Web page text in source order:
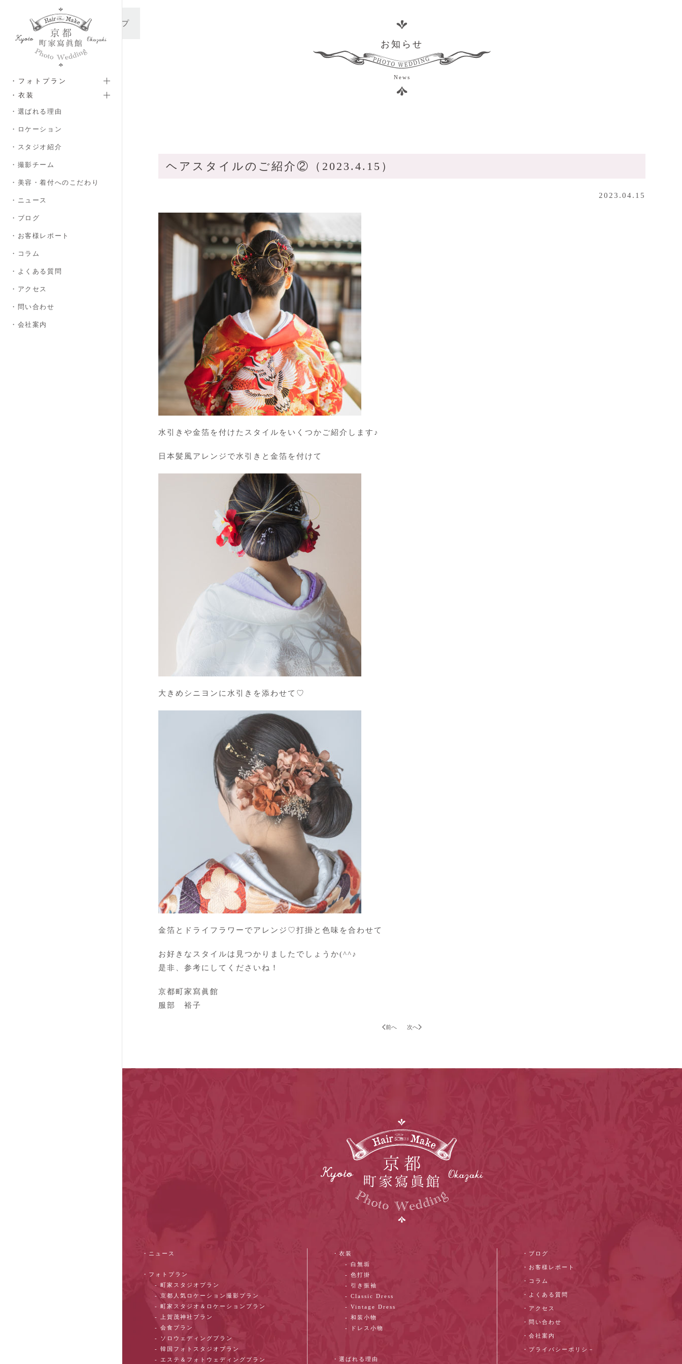
メインコンテンツへスキップ
・フォトプラン
・衣装
・選ばれる理由
・ロケーション
・スタジオ紹介
・撮影チーム
・美容・着付へのこだわり
・ニュース
・ブログ
・お客様レポート
・コラム
・よくある質問
・アクセス
・問い合わせ
・会社案内
お知らせ
News
ヘアスタイルのご紹介②（2023.4.15）
2023.04.15
水引きや金箔を付けたスタイルをいくつかご紹介します♪
日本髪風アレンジで水引きと金箔を付けて
大きめシニヨンに水引きを添わせて♡
金箔とドライフラワーでアレンジ♡打掛と色味を合わせて
お好きなスタイルは見つかりましたでしょうか(^^♪
是非、参考にしてくださいね！
京都町家寫眞館
服部 裕子
前へ 次へ
・ニュース
・フォトプラン
- 町家スタジオプラン
- 京都人気ロケーション撮影プラン
- 町家スタジオ＆ロケーションプラン
- 上賀茂神社プラン
- 会食プラン
- ソロウェディングプラン
- 韓国フォトスタジオプラン
- エステ＆フォトウェディングプラン
・衣装
- 白無垢
- 色打掛
- 引き振袖
- Classic Dress
- Vintage Dress
- 和装小物
- ドレス小物
・選ばれる理由
・ブログ
・お客様レポート
・コラム
・よくある質問
・アクセス
・問い合わせ
・会社案内
・プライバシーポリシ－